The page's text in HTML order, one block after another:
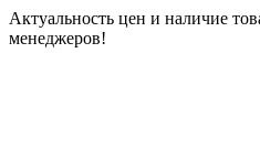
Актуальность цен и наличие
менеджеров!